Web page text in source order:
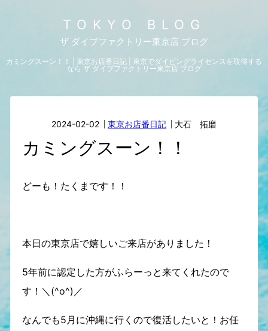
TOKYO BLOG
ザ ダイブファクトリー東京店 ブログ
カミングスーン！！ | 東京お店番日記 | 東京でダイビングライセンスを取得する
なら ザ ダイブファクトリー東京店 ブログ
2024-02-02 東京お店番日記 大石 拓磨
カミングスーン！！
どーも！たくまです！！
本日の東京店で嬉しいご来店がありました！
5年前に認定した方がふらーっと来てくれたので
す！＼(^o^)／
なんでも5月に沖縄に行くので復活したいと！お任